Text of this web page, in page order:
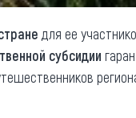
для ее
субсидии